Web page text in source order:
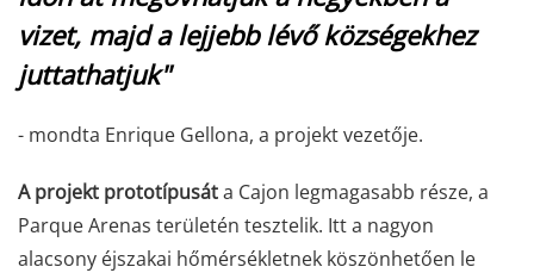
vizet, majd a lejjebb lévő községekhez
juttathatjuk"
- mondta Enrique Gellona, a projekt vezetője.
A projekt prototípusáta Cajon legmagasabb része, a
Parque Arenas területén tesztelik. Itt a nagyon
alacsony éjszakai hőmérsékletnek köszönhetően le